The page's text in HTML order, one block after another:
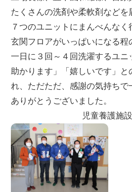
たくさんの洗剤や柔軟剤などを
７つのユニットにまんべんなく
玄関フロアがいっぱいになる程
一日に３回～４回洗濯するユニ
助かります」「嬉しいです」と
れ、ただただ、感謝の気持ちで
ありがとうございました。
児童養護施